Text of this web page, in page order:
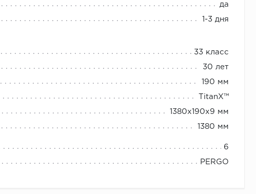
да
1-3 дня
33 класс
30 лет
190 мм
TitanX™
1380х190х9 мм
1380 мм
6
PERGO